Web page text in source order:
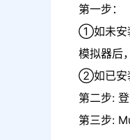
第一步：
①如未安
模拟器后
②如已安
第二步:
第三步: